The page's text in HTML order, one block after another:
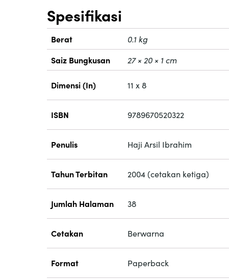
Spesifikasi
Berat
0.1 kg
Saiz Bungkusan
27 × 20 × 1 cm
Dimensi (In) 11 x 8
ISBN 9789670520322
Penulis Haji Arsil Ibrahim
Tahun Terbitan 2004 (cetakan ketiga)
Jumlah Halaman 38
Cetakan Berwarna
Format Paperback